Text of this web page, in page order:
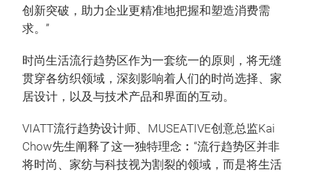
创新突破，助力企业更精准地把握和塑造消费需
求。”
时尚生活流行趋势区作为一套统一的原则，将无缝
贯穿各纺织领域，深刻影响着人们的时尚选择、家
居设计，以及与技术产品和界面的互动。
VIATT流行趋势设计师、MUSEATIVE创意总监Kai
Chow先生阐释了这一独特理念︰“流行趋势区并非
将时尚、家纺与科技视为割裂的领域，而是将生活